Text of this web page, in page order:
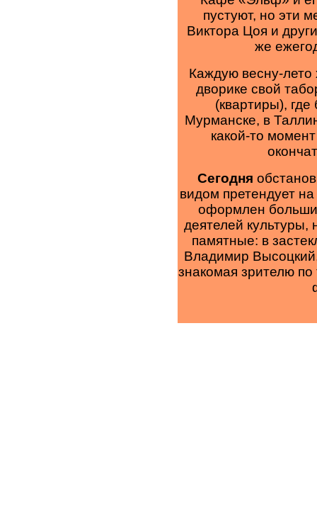
пустуют, но эти
Виктора Цоя и
же
Каждую весну-лето
дворике свой
(квартиры),
Мурманске, в
какой-то
Сегодня
видом претендует
оформлен
деятелей культуры,
памятные: в
Владимир
знакомая зрителю